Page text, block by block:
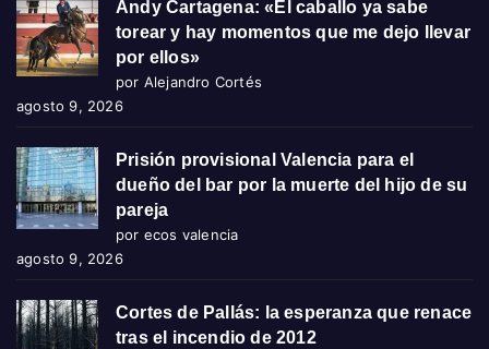
Andy Cartagena: «El caballo ya sabe
torear y hay momentos que me dejo llevar
por ellos»
por Alejandro Cortés
agosto 9, 2026
Prisión provisional Valencia para el
dueño del bar por la muerte del hijo de su
pareja
por ecos valencia
agosto 9, 2026
Cortes de Pallás: la esperanza que renace
tras el incendio de 2012